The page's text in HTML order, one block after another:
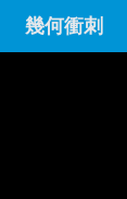
幾何衝刺